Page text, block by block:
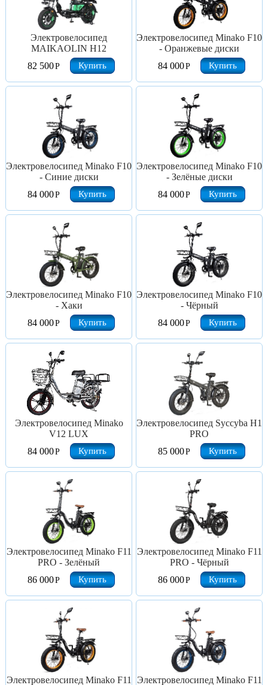
Электровелосипед
MAIKAOLIN H12
82 500Р Купить
Электровелосипед Minako F10
- Оранжевые диски
84 000Р Купить
Электровелосипед Minako F10
- Синие диски
84 000Р Купить
Электровелосипед Minako F10
- Зелёные диски
84 000Р Купить
Электровелосипед Minako F10
- Хаки
84 000Р Купить
Электровелосипед Minako F10
- Чёрный
84 000Р Купить
Электровелосипед Minako
V12 LUX
84 000Р Купить
Электровелосипед Syccyba H1
PRO
85 000Р Купить
Электровелосипед Minako F11
PRO - Зелёный
86 000Р Купить
Электровелосипед Minako F11
PRO - Чёрный
86 000Р Купить
Электровелосипед Minako F11 Электровелосипед Minako F11